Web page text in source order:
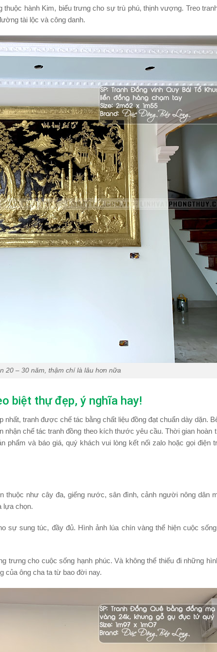
hành Kim, biểu trưng cho sự trù phú, thịnh vượng. Treo
tài lộc và công danh.
20 – 30 năm, thậm chí là lâu hơn nữa
biệt thự đẹp, ý nghĩa hay!
tranh được chế tác bằng chất liệu đồng đạt chuẩn dày dặn.
chế tác tranh đồng theo kích thước yêu cầu. Thời gian hoàn
và báo giá, quý khách vui lòng kết nối zalo hoặc gọi điện
thuộc như cây đa, giếng nước, sân đình, cảnh người nông dân
lựa chọn.
sự sung túc, đầy đủ. Hình ảnh lúa chín vàng thể hiện cuộc
trưng cho cuộc sống hạnh phúc. Và không thể thiếu đi những
của ông cha ta từ bao đời nay.